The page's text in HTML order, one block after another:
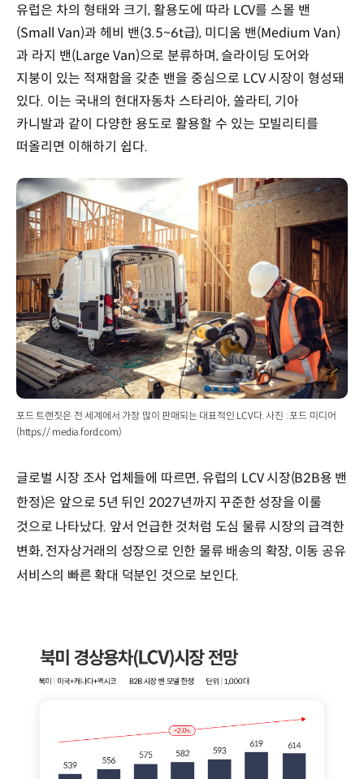
유럽은 차의 형태와 크기, 활용도에 따라 LCV를 스몰 밴
(Small Van)과 헤비 밴(3.5~6t급), 미디움 밴(Medium Van)
과 라지 밴(Large Van)으로 분류하며, 슬라이딩 도어와
지붕이 있는 적재함을 갖춘 밴을 중심으로 LCV 시장이 형성돼
있다. 이는 국내의 현대자동차 스타리아, 쏠라티, 기아
카니발과 같이 다양한 용도로 활용할 수 있는 모빌리티를
떠올리면 이해하기 쉽다.
포드 트랜짓은 전 세계에서 가장 많이 판매되는 대표적인 LCV다. 사진 : 포드 미디어
(https:// media.ford.com)
글로벌 시장 조사 업체들에 따르면, 유럽의 LCV 시장(B2B용 밴
한정)은 앞으로 5년 뒤인 2027년까지 꾸준한 성장을 이룰
것으로 나타났다. 앞서 언급한 것처럼 도심 물류 시장의 급격한
변화, 전자상거래의 성장으로 인한 물류 배송의 확장, 이동 공유
서비스의 빠른 확대 덕분인 것으로 보인다.